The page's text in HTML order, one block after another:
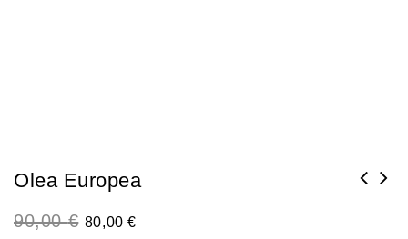
Olea Europea
90,00€ 80,00€